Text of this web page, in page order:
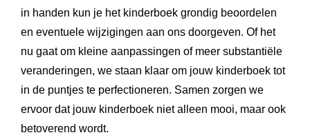
in handen kun je het kinderboek grondig beoordelen
en eventuele wijzigingen aan ons doorgeven. Of het
nu gaat om kleine aanpassingen of meer substantiële
veranderingen, we staan klaar om jouw kinderboek tot
in de puntjes te perfectioneren. Samen zorgen we
ervoor dat jouw kinderboek niet alleen mooi, maar ook
betoverend wordt.